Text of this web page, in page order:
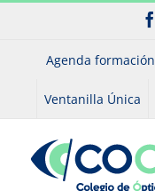
Saltar
Agenda formación
Ventanilla Única